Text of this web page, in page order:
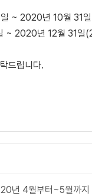
~ 2020년 10월 31일
년 12월 31일(2
드립니다.
년 4월부터~5월까지